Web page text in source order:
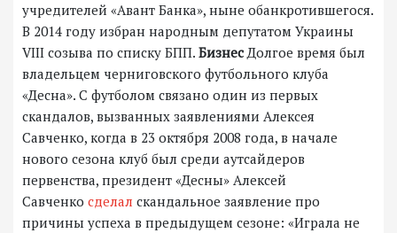
учредителей «Авант Банка», ныне обанкротившегося.
В 2014 году избран народным депутатом Украины
VIII созыва по списку БПП. БизнесДолгое время был
владельцем черниговского футбольного клуба
«Десна». С футболом связано один из первых
скандалов, вызванных заявлениями Алексея
Савченко, когда в 23 октября 2008 года, в начале
нового сезона клуб был среди аутсайдеров
первенства, президент «Десны» Алексей
Савченко сделал скандальное заявление про
причины успеха в предыдущем сезоне: «Играла не